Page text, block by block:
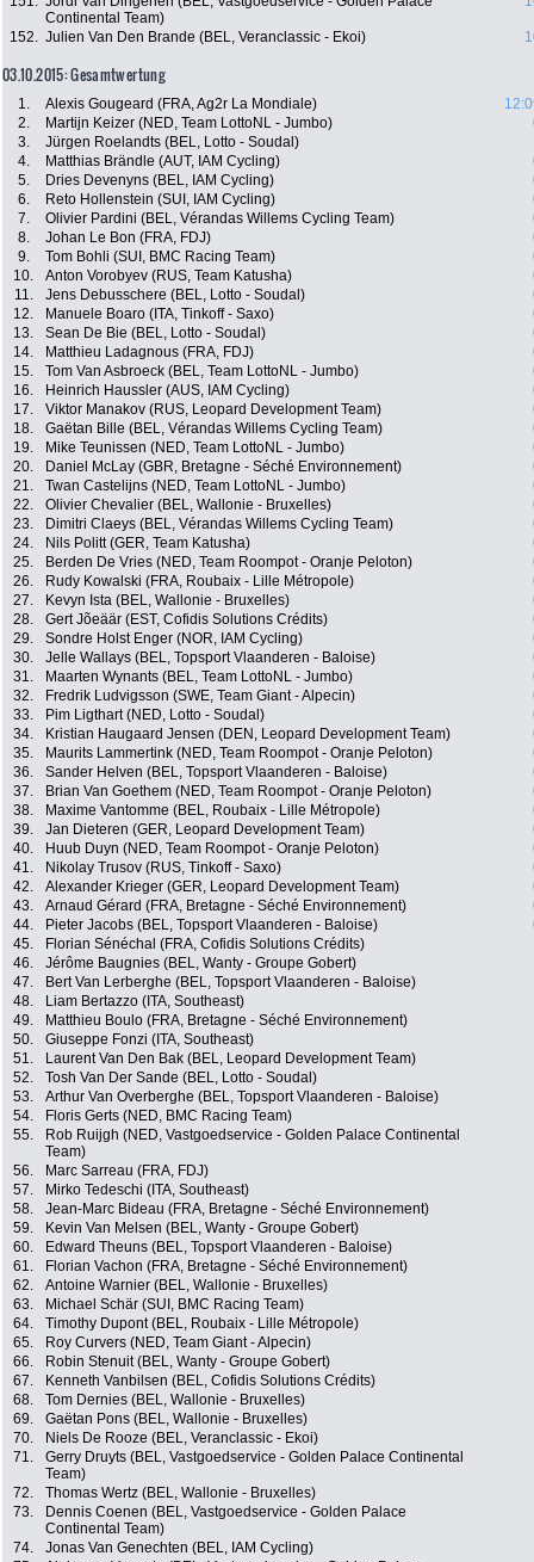
Continental Team)
152. Julien Van Den Brande (BEL, Veranclassic - Ekoi)
03.10.2015: Gesamtwertung
1. Alexis Gougeard (FRA, Ag2r La Mondiale)
2.
Martijn Keizer (NED, Team LottoNL - Jumbo)
3.
Jürgen Roelandts (BEL, Lotto - Soudal)
4.
Matthias Brändle (AUT, IAM Cycling)
5.
Dries Devenyns (BEL, IAM Cycling)
6.
Reto Hollenstein (SUI, IAM Cycling)
7.
Olivier Pardini (BEL, Vérandas Willems Cycling Team)
8.
Johan Le Bon (FRA, FDJ)
9.
Tom Bohli (SUI, BMC Racing Team)
10.
Anton Vorobyev (RUS, Team Katusha)
11.
Jens Debusschere (BEL, Lotto - Soudal)
12.
Manuele Boaro (ITA, Tinkoff - Saxo)
13.
Sean De Bie (BEL, Lotto - Soudal)
14.
Matthieu Ladagnous (FRA, FDJ)
15.
Tom Van Asbroeck (BEL, Team LottoNL - Jumbo)
16.
Heinrich Haussler (AUS, IAM Cycling)
17.
Viktor Manakov (RUS, Leopard Development Team)
18.
Gaëtan Bille (BEL, Vérandas Willems Cycling Team)
19.
Mike Teunissen (NED, Team LottoNL - Jumbo)
20.
Daniel McLay (GBR, Bretagne - Séché Environnement)
21.
Twan Castelijns (NED, Team LottoNL - Jumbo)
22.
Olivier Chevalier (BEL, Wallonie - Bruxelles)
23.
Dimitri Claeys (BEL, Vérandas Willems Cycling Team)
24.
Nils Politt (GER, Team Katusha)
25.
Berden De Vries (NED, Team Roompot - Oranje Peloton)
26.
Rudy Kowalski (FRA, Roubaix - Lille Métropole)
27.
Kevyn Ista (BEL, Wallonie - Bruxelles)
28.
Gert Jõeäär (EST, Cofidis Solutions Crédits)
29.
Sondre Holst Enger (NOR, IAM Cycling)
30.
Jelle Wallays (BEL, Topsport Vlaanderen - Baloise)
31.
Maarten Wynants (BEL, Team LottoNL - Jumbo)
32.
Fredrik Ludvigsson (SWE, Team Giant - Alpecin)
33.
Pim Ligthart (NED, Lotto - Soudal)
34.
Kristian Haugaard Jensen (DEN, Leopard Development Team)
35.
Maurits Lammertink (NED, Team Roompot - Oranje Peloton)
36.
Sander Helven (BEL, Topsport Vlaanderen - Baloise)
37.
Brian Van Goethem (NED, Team Roompot - Oranje Peloton)
38.
Maxime Vantomme (BEL, Roubaix - Lille Métropole)
39.
Jan Dieteren (GER, Leopard Development Team)
40.
Huub Duyn (NED, Team Roompot - Oranje Peloton)
41.
Nikolay Trusov (RUS, Tinkoff - Saxo)
42.
Alexander Krieger (GER, Leopard Development Team)
43.
Arnaud Gérard (FRA, Bretagne - Séché Environnement)
44.
Pieter Jacobs (BEL, Topsport Vlaanderen - Baloise)
45.
Florian Sénéchal (FRA, Cofidis Solutions Crédits)
46.
Jérôme Baugnies (BEL, Wanty - Groupe Gobert)
47.
Bert Van Lerberghe (BEL, Topsport Vlaanderen - Baloise)
48.
Liam Bertazzo (ITA, Southeast)
49.
Matthieu Boulo (FRA, Bretagne - Séché Environnement)
50.
Giuseppe Fonzi (ITA, Southeast)
51.
Laurent Van Den Bak (BEL, Leopard Development Team)
52.
Tosh Van Der Sande (BEL, Lotto - Soudal)
53.
Arthur Van Overberghe (BEL, Topsport Vlaanderen - Baloise)
54.
Floris Gerts (NED, BMC Racing Team)
55.
Rob Ruijgh (NED, Vastgoedservice - Golden Palace Continental
Team)
56. Marc Sarreau (FRA, FDJ)
57.
Mirko Tedeschi (ITA, Southeast)
58.
Jean-Marc Bideau (FRA, Bretagne - Séché Environnement)
59.
Kevin Van Melsen (BEL, Wanty - Groupe Gobert)
60.
Edward Theuns (BEL, Topsport Vlaanderen - Baloise)
61.
Florian Vachon (FRA, Bretagne - Séché Environnement)
62.
Antoine Warnier (BEL, Wallonie - Bruxelles)
63.
Michael Schär (SUI, BMC Racing Team)
64.
Timothy Dupont (BEL, Roubaix - Lille Métropole)
65.
Roy Curvers (NED, Team Giant - Alpecin)
66.
Robin Stenuit (BEL, Wanty - Groupe Gobert)
67.
Kenneth Vanbilsen (BEL, Cofidis Solutions Crédits)
68.
Tom Dernies (BEL, Wallonie - Bruxelles)
69.
Gaëtan Pons (BEL, Wallonie - Bruxelles)
70.
Niels De Rooze (BEL, Veranclassic - Ekoi)
71.
Gerry Druyts (BEL, Vastgoedservice - Golden Palace Continental
Team)
72. Thomas Wertz (BEL, Wallonie - Bruxelles)
73.
Dennis Coenen (BEL, Vastgoedservice - Golden Palace
Continental Team)
74. Jonas Van Genechten (BEL, IAM Cycling)